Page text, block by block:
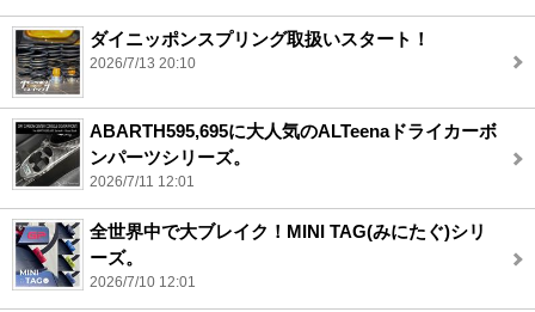
ダイニッポンスプリング取扱いスタート！
2026/7/13 20:10
ABARTH595,695に大人気のALTeenaドライカーボ
ンパーツシリーズ。
2026/7/11 12:01
全世界中で大ブレイク！MINI TAG(みにたぐ)シリ
ーズ。
2026/7/10 12:01